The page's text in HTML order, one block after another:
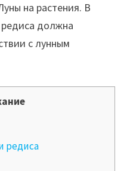
на растения. В
должна
с лунным
редиса